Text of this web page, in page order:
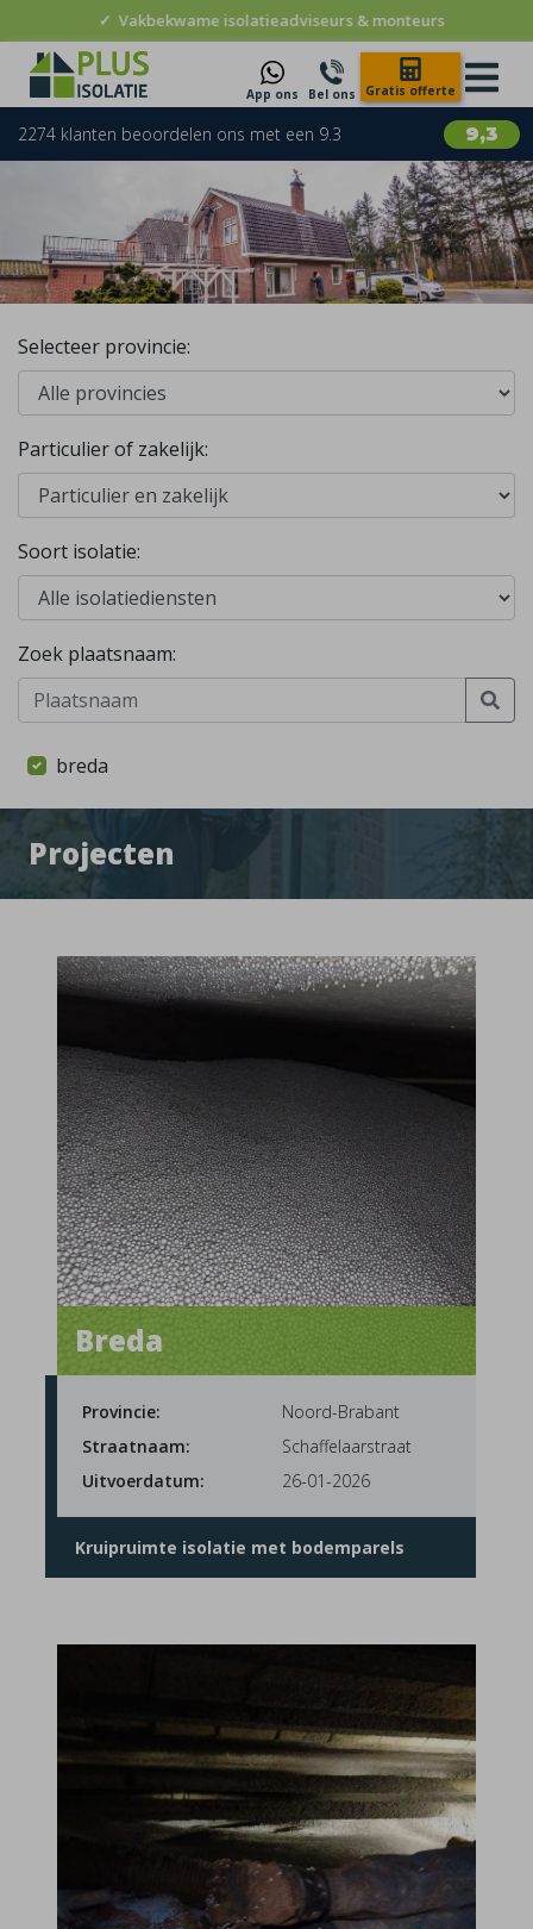
Vakbekwame isolatieadviseurs & monteurs
App ons Bel ons Gratis offerte
9,3
2274 klanten beoordelen ons met een 9.3
Selecteer provincie:
Particulier of zakelijk:
Soort isolatie:
Zoek plaatsnaam:
breda
Projecten
Breda
Provincie:
Noord-Brabant
Straatnaam:
Schaffelaarstraat
Uitvoerdatum:
26-01-2026
Kruipruimte isolatie met bodemparels